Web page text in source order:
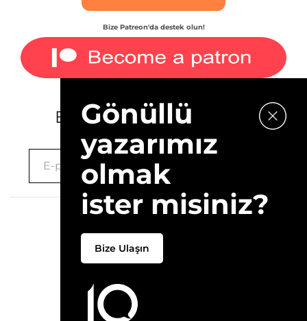
Bize Patreon'da destek olun!
E-bültenimize kaydolun.
Hakkımızda
Gönüllü
yazarımız
olmak
ister misiniz?
Bize Ulaşın